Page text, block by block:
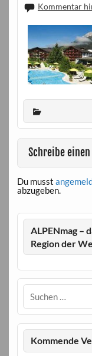
Kommentar
Schreibe
Du musst
abzugeben.
ALPENmag –
Region der
Kommende